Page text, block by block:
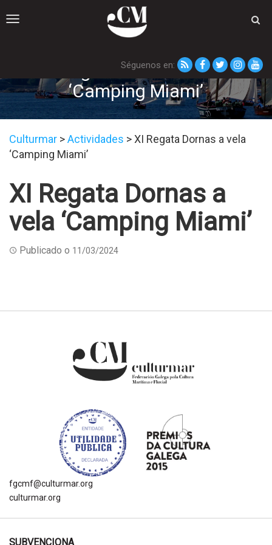
Toggle
Séguenos en:
XI Regata Dornas a vela
‘Camping Miami’
Culturmar >Actividades >XI Regata Dornas a vela
‘Camping Miami’
XI Regata Dornas a
vela ‘Camping Miami’
Publicado o 11/03/2024
fgcmf@culturmar.org
culturmar.org
SUBVENCIONA